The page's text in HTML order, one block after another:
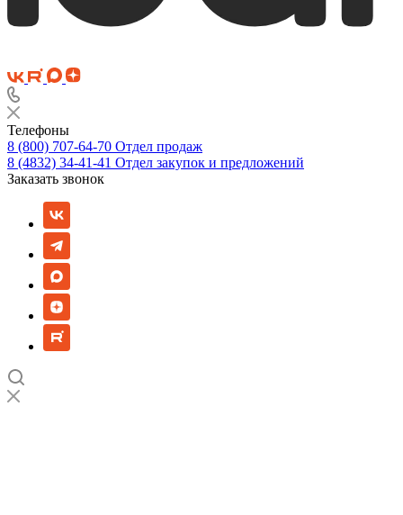
Телефоны
8 (800) 707-64-70 Отдел продаж
8 (4832) 34-41-41 Отдел закупок и предложений
Заказать звонок